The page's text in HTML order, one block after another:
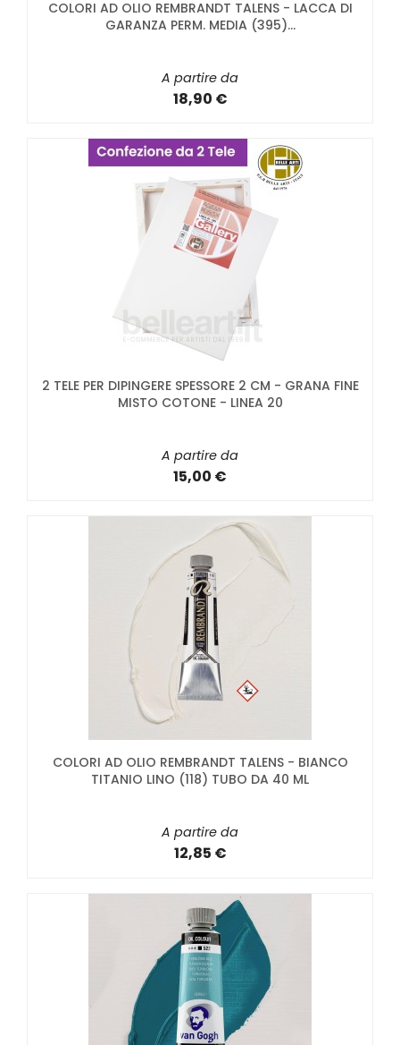
COLORI AD OLIO REMBRANDT TALENS - LACCA DI
GARANZA PERM. MEDIA (395)...
A partire da
18,90 €
2 TELE PER DIPINGERE SPESSORE 2 CM - GRANA FINE
MISTO COTONE - LINEA 20
A partire da
15,00 €
COLORI AD OLIO REMBRANDT TALENS - BIANCO
TITANIO LINO (118) TUBO DA 40 ML
A partire da
12,85 €